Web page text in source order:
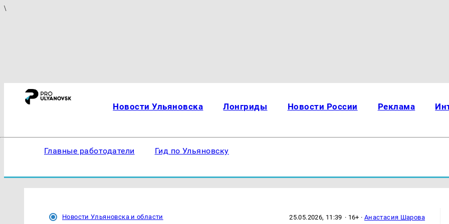
\
Новости Ульяновска Лонгриды Новости России Реклама
Главные работодатели Гид по Ульяновску
Новости Ульяновска и области 25.05.2026, 11:39 · 16+ · Анастасия Шарова